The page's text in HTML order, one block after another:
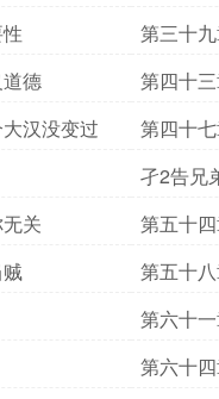
第三十
德
第四十
汉没变过
第四十
孑2告兄
关
第五十
第五十
第六十
第六十